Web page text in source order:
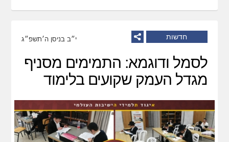
חדשות י״ב בניסן ה׳תשפ״ג
לסמל ודוגמא: התמימים מסניף
מגדל העמק שקועים בלימוד